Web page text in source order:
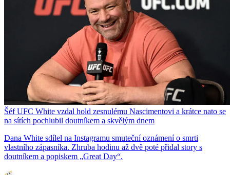
Šéf UFC White vzdal hold zesnulému Nascimentovi a krátce nato se
na sítích pochlubil doutníkem a skvělým dnem
Dana White sdílel na Instagramu smuteční oznámení o smrti
vlastního zápasníka. Zhruba hodinu až dvě poté přidal story s
doutníkem a popiskem „Great Day“.